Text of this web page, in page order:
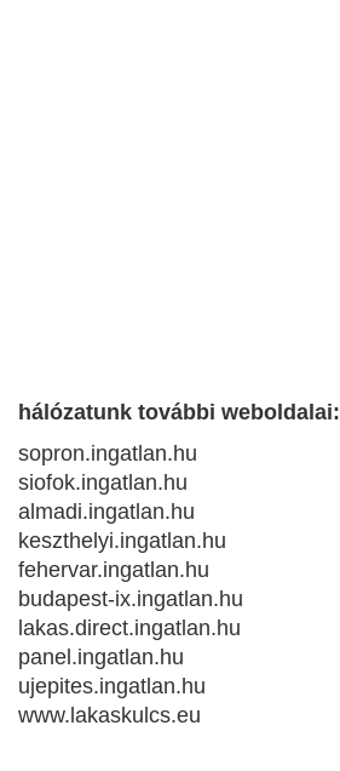
hálózatunk további weboldalai:
sopron.ingatlan.hu
siofok.ingatlan.hu
almadi.ingatlan.hu
keszthelyi.ingatlan.hu
fehervar.ingatlan.hu
budapest-ix.ingatlan.hu
lakas.direct.ingatlan.hu
panel.ingatlan.hu
ujepites.ingatlan.hu
www.lakaskulcs.eu